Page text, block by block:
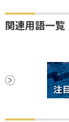
関連用語一覧